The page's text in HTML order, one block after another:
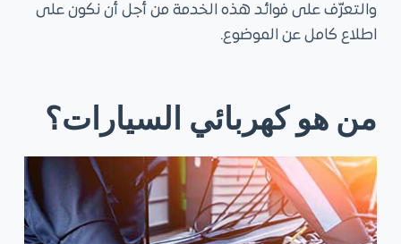
والتعرّف على فوائد هذه الخدمة من أجل أن نكون على
اطلاع كامل عن الموضوع.
من هو كهربائي السيارات؟